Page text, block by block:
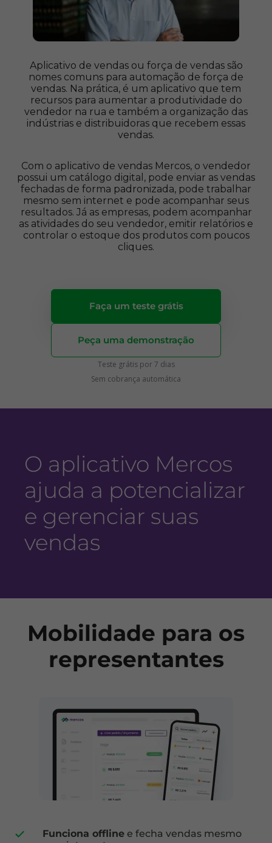
Aplicativo de vendas ou força de vendas são
nomes comuns para automação de força de
vendas. Na prática, é um aplicativo que tem
recursos para aumentar a produtividade do
vendedor na rua e também a organização das
indústrias e distribuidoras que recebem essas
vendas.
Com o aplicativo de vendas Mercos, o vendedor
possui um catálogo digital, pode enviar as vendas
fechadas de forma padronizada, pode trabalhar
mesmo sem internet e pode acompanhar seus
resultados. Já as empresas, podem acompanhar
as atividades do seu vendedor, emitir relatórios e
controlar o estoque dos produtos com poucos
cliques.
Faça um teste grátis
Peça uma demonstração
Teste grátis por 7 dias
Sem cobrança automática
O aplicativo Mercos
ajuda a potencializar
e gerenciar suas
vendas
Mobilidade para os
representantes
Funciona offline e fecha vendas mesmo